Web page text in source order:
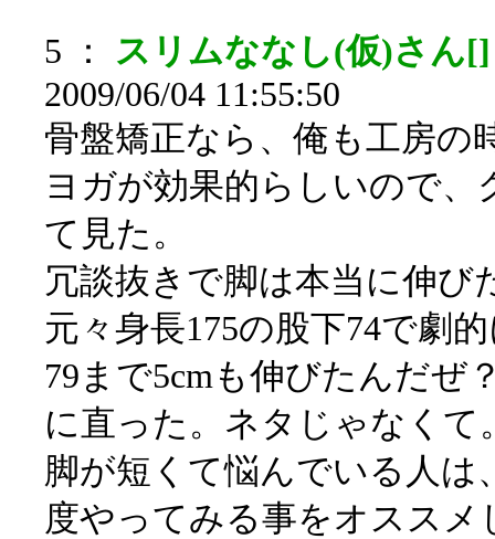
5 ： スリムななし(仮)さん
2009/06/04 11:55:50
骨盤矯正なら、俺も工房の
ヨガが効果的らしいので、
て見た。
冗談抜きで脚は本当に伸び
元々身長175の股下74で劇
79まで5cmも伸びたんだぜ
に直った。ネタじゃなくて
脚が短くて悩んでいる人は
度やってみる事をオススメ